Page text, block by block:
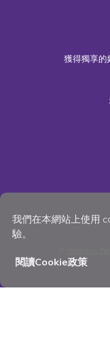
我們在本網站上使用
驗。
閱讀Cookie政策
獲得獨享的